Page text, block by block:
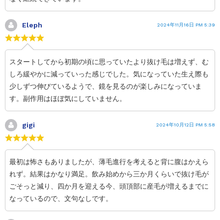
Eleph 2024年11月16日 PM 5:39
スタートしてから初期の頃に思っていたより抜け毛は増えず、む
しろ緩やかに減っていった感じでした。気になっていた生え際も
少しずつ伸びているようで、鏡を見るのが楽しみになっていま
す。副作用はほぼ気にしていません。
gigi 2024年10月12日 PM 5:58
最初は怖さもありましたが、薄毛進行を考えると背に腹はかえら
れず。結果はかなり満足。飲み始めから三か月くらいで抜け毛が
ごそっと減り、四か月を迎える今、頭頂部に産毛が増えるまでに
なっているので、文句なしです。